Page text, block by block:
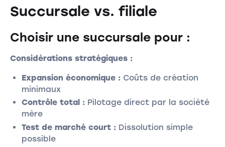
Succursale vs. filiale
Choisir une succursale pour :
Considérations stratégiques :
Expansion économique : Coûts de création
minimaux
Contrôle total : Pilotage direct par la société
mère
Test de marché court : Dissolution simple
possible